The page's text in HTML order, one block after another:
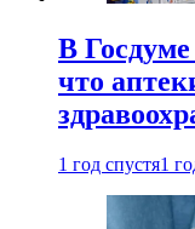
В
что
1 год спустя1